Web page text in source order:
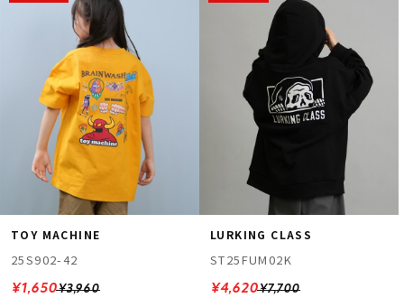
TOY MACHINE
25S902-42
¥3,960
¥1,650
LURKING CLASS
ST25FUM02K
¥7,700
¥4,620